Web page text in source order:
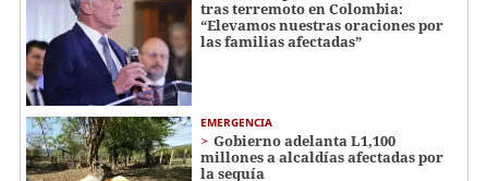
tras terremoto en Colombia:
“Elevamos nuestras oraciones por
las familias afectadas”
EMERGENCIA
Gobierno adelanta L1,100
millones a alcaldías afectadas por
la sequía